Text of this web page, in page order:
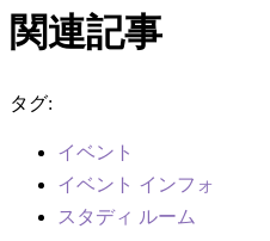
関連記事
タグ:
イベント
イベント インフォ
スタディ ルーム